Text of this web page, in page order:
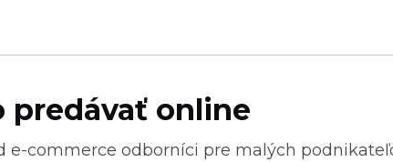
predávať online
e-commerce odborníci pre malých